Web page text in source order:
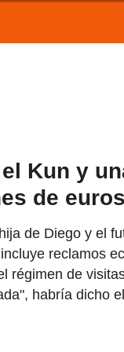
Kun y
de euros
de Diego y el
reclamos
régimen de
habría dicho